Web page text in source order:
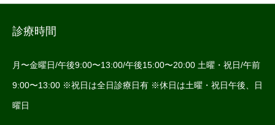
診療時間
月〜金曜日/午後9:00〜13:00/午後15:00〜20:00 土曜・祝日/午前
9:00〜13:00 ※祝日は全日診療日有 ※休日は土曜・祝日午後、日
曜日